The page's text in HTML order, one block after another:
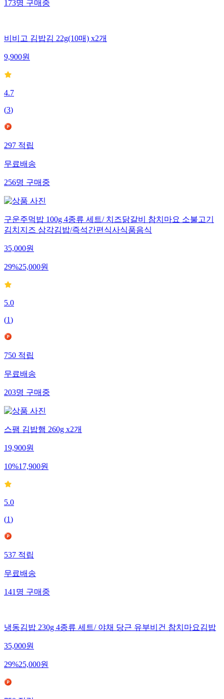
173명구매중
비비고 김밥김 22g(10매) x2개
9,900원
4.7
(3)
297적립
무료배송
256명구매중
구운주먹밥 100g 4종류 세트/ 치즈닭갈비 참치마요 소불고기
김치지즈 삼각김밥/즉석간편식사식품음식
35,000원
29%25,000원
5.0
(1)
750적립
무료배송
203명구매중
스팸 김밥햄 260g x2개
19,900원
10%17,900원
5.0
(1)
537적립
무료배송
141명구매중
냉동김밥 230g 4종류 세트/ 야채 당근 유부비건 참치마요김밥
35,000원
29%25,000원